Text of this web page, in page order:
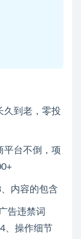
平台不倒，项
内容的包含
告违禁词
、操作细节